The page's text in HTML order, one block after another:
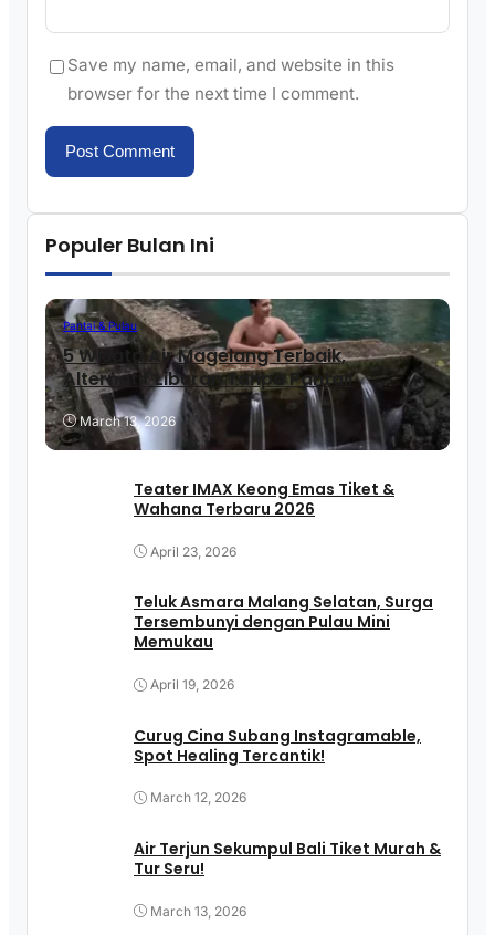
Save my name, email, and website in this
browser for the next time I comment.
Populer Bulan Ini
Pantai & Pulau
5 Wisata Air Magelang Terbaik,
Alternatif Liburan Tanpa Pantai!
March 13, 2026
Teater IMAX Keong Emas Tiket &
Wahana Terbaru 2026
April 23, 2026
Teluk Asmara Malang Selatan, Surga
Tersembunyi dengan Pulau Mini
Memukau
April 19, 2026
Curug Cina Subang Instagramable,
Spot Healing Tercantik!
March 12, 2026
Air Terjun Sekumpul Bali Tiket Murah &
Tur Seru!
March 13, 2026